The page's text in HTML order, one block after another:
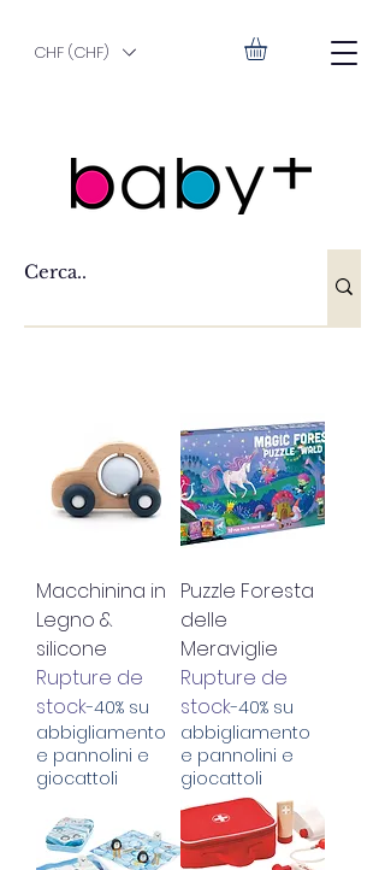
CHF (CHF)
Macchinina in
Legno &
silicone
Rupture de
stock-40% su
abbigliamento
e pannolini e
giocattoli
Puzzle Foresta
delle
Meraviglie
Rupture de
stock-40% su
abbigliamento
e pannolini e
giocattoli